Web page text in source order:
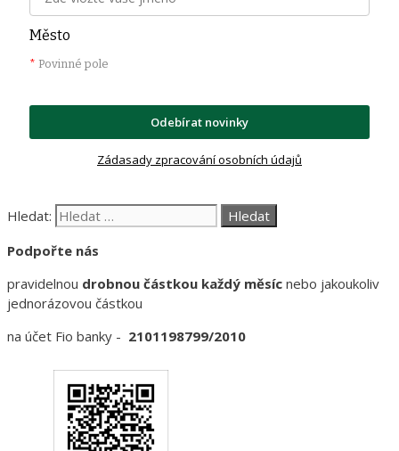
Město
* Povinné pole
Odebírat novinky
Zádasady zpracování osobních údajů
Hledat:
Podpořte nás
pravidelnou drobnou částkou každý měsíc nebo jakoukoliv
jednorázovou částkou
na účet Fio banky - 2101198799/2010